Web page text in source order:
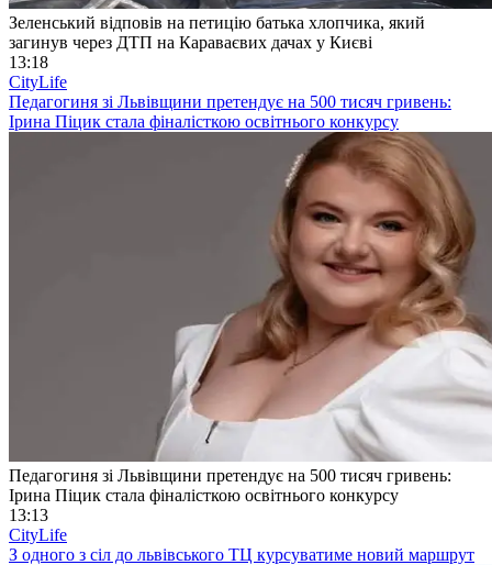
Зеленський відповів на петицію батька хлопчика, який
загинув через ДТП на Караваєвих дачах у Києві
13:18
CityLife
Педагогиня зі Львівщини претендує на 500 тисяч гривень:
Ірина Піцик стала фіналісткою освітнього конкурсу
Педагогиня зі Львівщини претендує на 500 тисяч гривень:
Ірина Піцик стала фіналісткою освітнього конкурсу
13:13
CityLife
З одного з сіл до львівського ТЦ курсуватиме новий маршрут